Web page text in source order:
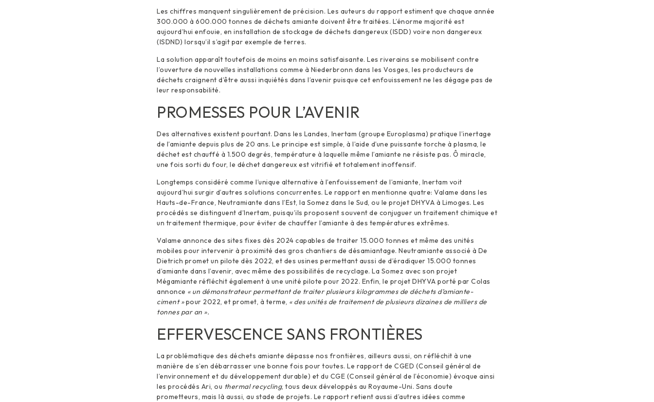
Les chiffres manquent singulièrement de précision. Les auteurs du rapport estiment que chaque année
300.000 à 600.000 tonnes de déchets amiante doivent être traitées. L’énorme majorité est
aujourd’hui enfouie, en installation de stockage de déchets dangereux (ISDD) voire non dangereux
(ISDND) lorsqu’il s’agit par exemple de terres.
La solution apparaît toutefois de moins en moins satisfaisante. Les riverains se mobilisent contre
l’ouverture de nouvelles installations comme à Niederbronn dans les Vosges, les producteurs de
déchets craignent d’être aussi inquiétés dans l’avenir puisque cet enfouissement ne les dégage pas de
leur responsabilité.
PROMESSES POUR L’AVENIR
Des alternatives existent pourtant. Dans les Landes, Inertam (groupe Europlasma) pratique l’inertage
de l’amiante depuis plus de 20 ans. Le principe est simple, à l’aide d’une puissante torche à plasma, le
déchet est chauffé à 1.500 degrés, température à laquelle même l’amiante ne résiste pas. Ô miracle,
une fois sorti du four, le déchet dangereux est vitrifié et totalement inoffensif.
Longtemps considéré comme l’unique alternative à l’enfouissement de l’amiante, Inertam voit
aujourd’hui surgir d’autres solutions concurrentes. Le rapport en mentionne quatre: Valame dans les
Hauts-de-France, Neutramiante dans l’Est, la Somez dans le Sud, ou le projet DHYVA à Limoges. Les
procédés se distinguent d’Inertam, puisqu’ils proposent souvent de conjuguer un traitement chimique et
un traitement thermique, pour éviter de chauffer l’amiante à des températures extrêmes.
Valame annonce des sites fixes dès 2024 capables de traiter 15.000 tonnes et même des unités
mobiles pour intervenir à proximité des gros chantiers de désamiantage. Neutramiante associé à De
Dietrich promet un pilote dès 2022, et des usines permettant aussi de d’éradiquer 15.000 tonnes
d’amiante dans l’avenir, avec même des possibilités de recyclage. La Somez avec son projet
Mégamiante réfléchit également à une unité pilote pour 2022. Enfin, le projet DHYVA porté par Colas
annonce « un démonstrateur permettant de traiter plusieurs kilogrammes de déchets d’amiante-
ciment »pour 2022, et promet, à terme, « des unités de traitement de plusieurs dizaines de milliers de
tonnes par an ».
EFFERVESCENCE SANS FRONTIÈRES
La problématique des déchets amiante dépasse nos frontières, ailleurs aussi, on réfléchit à une
manière de s’en débarrasser une bonne fois pour toutes. Le rapport de CGED (Conseil général de
l’environnement et du développement durable) et du CGE (Conseil général de l’économie) évoque ainsi
les procédés Ari, ou thermal recycling, tous deux développés au Royaume-Uni. Sans doute
prometteurs, mais là aussi, au stade de projets. Le rapport retient aussi d’autres idées comme